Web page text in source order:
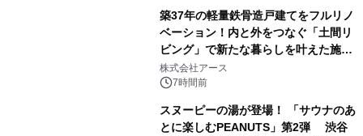
築37年の軽量鉄骨造戸建てをフルリノ
ベーション！内と外をつなぐ「土間リ
ビング」で新たな暮らしを叶えた施工
事例を株式会社アースが公開
株式会社アース
7時間前
スヌーピーの湯が登場！ 「サウナのあ
とに楽しむPEANUTS」第2弾 渋谷